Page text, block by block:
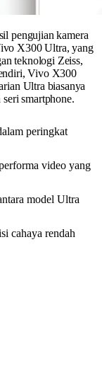
pengujian kamera
X300 Ultra, yang
teknologi Zeiss,
Vivo X300
Ultra biasanya
smartphone.
peringkat
video yang
model Ultra
cahaya rendah